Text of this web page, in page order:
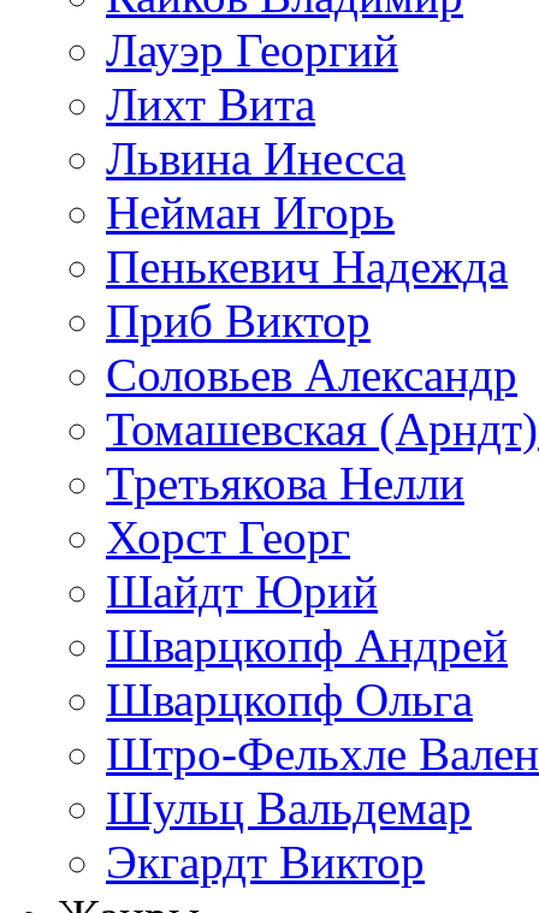
Лауэр Георгий
Лихт Вита
Львина Инесса
Нейман Игорь
Пенькевич Надежда
Приб Виктор
Соловьев Александр
Томашевская
Третьякова Нелли
Хорст Георг
Шайдт Юрий
Шварцкопф Андрей
Шварцкопф Ольга
Штро-Фельхле
Шульц Вальдемар
Экгардт Виктор